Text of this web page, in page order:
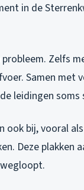
in de
Zelfs
Samen met
leidingen
ook bij, vooral
Deze plakken